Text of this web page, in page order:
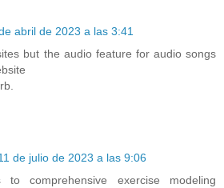
abril de 2023 a las 3:41
but the audio feature for audio songs
de julio de 2023 a las 9:06
comprehensive exercise modeling